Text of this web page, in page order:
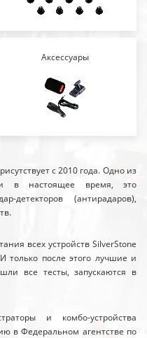
Аксессуары
с 2010 года. Одно из
в настоящее время, это
детекторов (антирадаров),
всех устройств SilverStone
только после этого лучшие и
все тесты, запускаются в
и комбо-устройства
в Федеральном агентстве по